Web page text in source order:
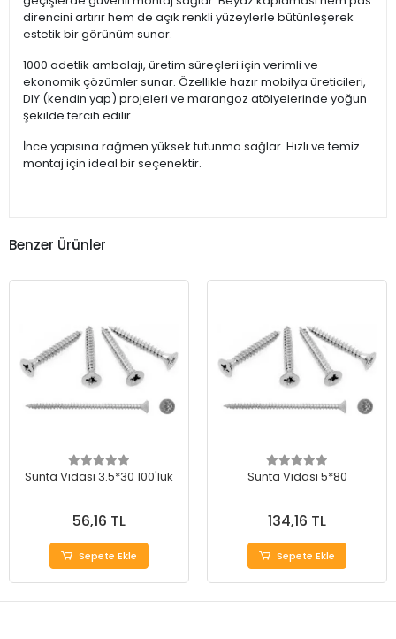
direncini artırır hem de açık renkli yüzeylerle bütünleşerek
estetik bir görünüm sunar.
1000 adetlik ambalajı, üretim süreçleri için verimli ve
ekonomik çözümler sunar. Özellikle hazır mobilya üreticileri,
DIY (kendin yap) projeleri ve marangoz atölyelerinde yoğun
şekilde tercih edilir.
İnce yapısına rağmen yüksek tutunma sağlar. Hızlı ve temiz
montaj için ideal bir seçenektir.
Benzer Ürünler
Sunta Vidası 3.5*30 100'lük
56,16 TL
Sepete Ekle
Sunta Vidası 5*80
134,16 TL
Sepete Ekle